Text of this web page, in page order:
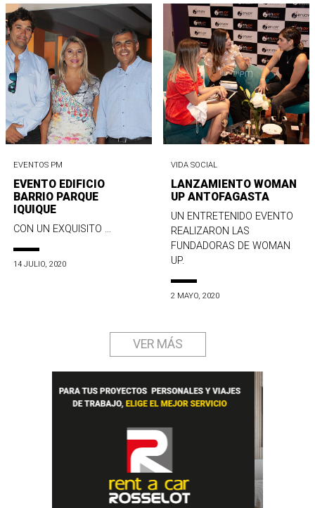
EVENTOS PM
EVENTO EDIFICIO
BARRIO PARQUE
IQUIQUE
CON UN EXQUISITO ...
14 JULIO, 2020
VIDA SOCIAL
LANZAMIENTO WOMAN
UP ANTOFAGASTA
UN ENTRETENIDO EVENTO
REALIZARON LAS
FUNDADORAS DE WOMAN
UP.
2 MAYO, 2020
VER MÁS